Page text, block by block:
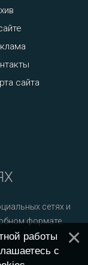
сайта
сетях и
формате.
работы
с